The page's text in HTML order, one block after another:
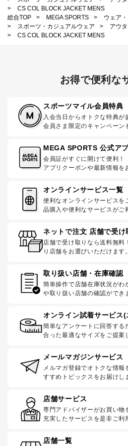
>
CS COL BLOCK JACKET MENS
総合TOP
> MEGA SPORTS >
ウェア
>
スポーツ・カジュアルウェア > アウ
>
CS COL BLOCK JACKET MENS
お得で便利な
スポーツマイル会員特典
入会当日からオトクな特典が
会員さま限定のキャンペーン
MEGA SPORTS 公式ア
会員証がすぐに開けて便利！
アプリクーポンや最新情報を
オンラインサービス一覧
便利なオンラインサービス
品購入や便利なサービスがご
ネットで注文 店舗で受け
店舗で受け取りなら送料無料
り店舗をお選びいただけます。
取り扱い店舗・在庫確認
簡単操作で店舗在庫状況がわ
や取り扱い店舗の確認ができ
オンライン試着サービス(
簡単なアンケートに回答する
合った最適なサイズをご提案
メールマガジンサービス
メルマガ登録でオトクな情報
すすめトピックスをお届けし
店舗サービス
専門アドバイザーがお買い物
充実したサービスを是非ご利
店舗一覧